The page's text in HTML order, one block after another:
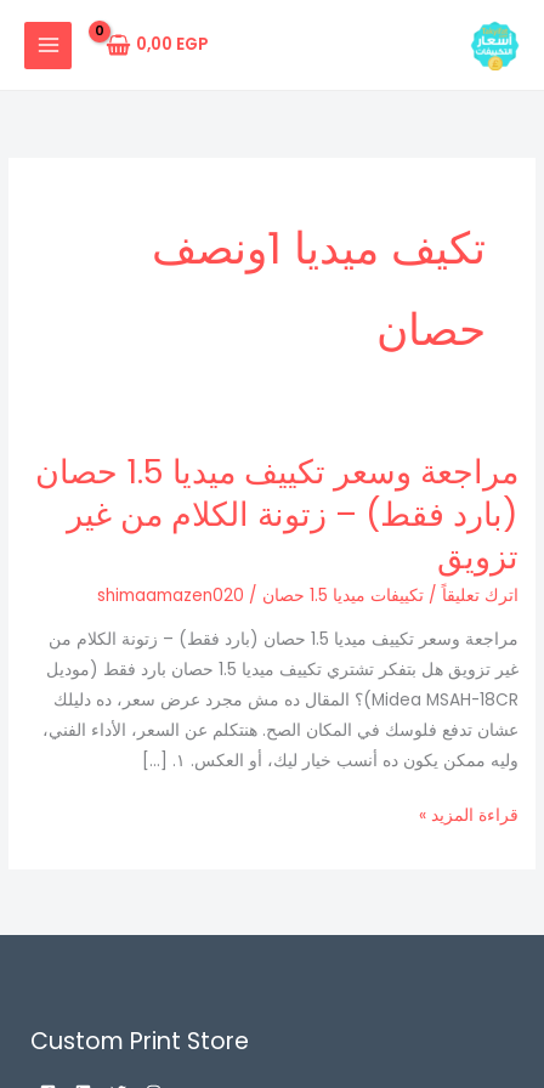
المحتوى
0,00 EGP
تكيف ميديا 1ونصف
حصان
مراجعة وسعر تكييف ميديا 1.5 حصان
(بارد فقط) – زتونة الكلام من غير
تزويق
اترك تعليقاً /تكييفات ميديا 1.5 حصان /
shimaamazen020
مراجعة وسعر تكييف ميديا 1.5 حصان (بارد فقط) – زتونة الكلام من
غير تزويق هل بتفكر تشتري تكييف ميديا 1.5 حصان بارد فقط (موديل
Midea MSAH-18CR)؟ المقال ده مش مجرد عرض سعر، ده دليلك
عشان تدفع فلوسك في المكان الصح. هنتكلم عن السعر، الأداء الفني،
وليه ممكن يكون ده أنسب خيار ليك، أو العكس. ١. […]
مراجعة
وسعر
تكييف
ميديا
1.5
(بارد
فقط)
–
زتونة
الكلام
غير
قراءة المزيد »
Custom Print Store